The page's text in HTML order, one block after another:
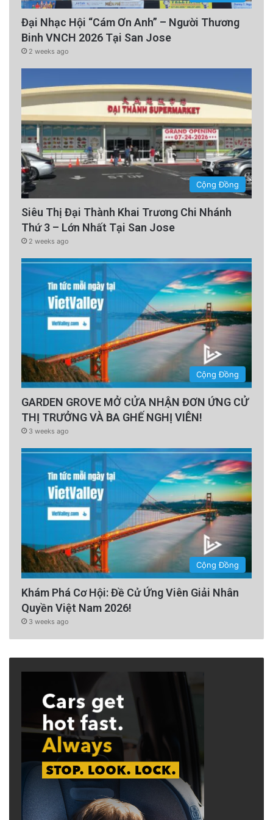
Đại Nhạc Hội “Cám Ơn Anh” – Người Thương
Binh VNCH 2026 Tại San Jose
2 weeks ago
Cộng Đồng
Siêu Thị Đại Thành Khai Trương Chi Nhánh
Thứ 3 – Lớn Nhất Tại San Jose
2 weeks ago
Cộng Đồng
GARDEN GROVE MỞ CỬA NHẬN ĐƠN ỨNG CỬ
THỊ TRƯỞNG VÀ BA GHẾ NGHỊ VIÊN!
3 weeks ago
Cộng Đồng
Khám Phá Cơ Hội: Đề Cử Ứng Viên Giải Nhân
Quyền Việt Nam 2026!
3 weeks ago